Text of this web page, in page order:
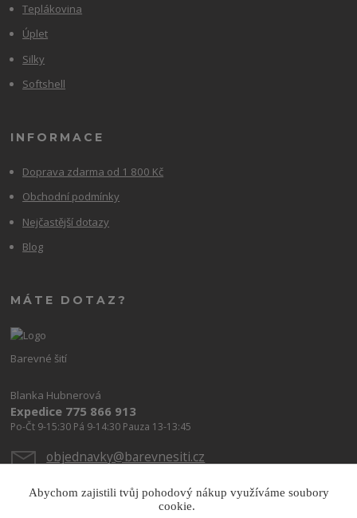
Teplákovina
Úplet
Silky
Softshell
INFORMACE
Doprava zdarma od 1 800 Kč
Obchodní podmínky
Nejčastější dotazy
Blog
MÁTE DOTAZ?
Barevné šití
Blanka Hubnerová
Expedice 775 866 913
Po-Čt 9-15:30 Pá 9-14:30 Pauza 13-13:45
objednavky@barevnesiti.cz
Abychom zajistili tvůj pohodový nákup využíváme soubory
cookie.